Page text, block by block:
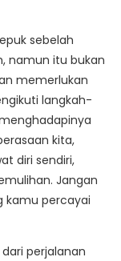
sebelah
namun itu bukan
memerlukan
langkah-
kita,
diri sendiri,
Jangan
kamu percayai
perjalanan